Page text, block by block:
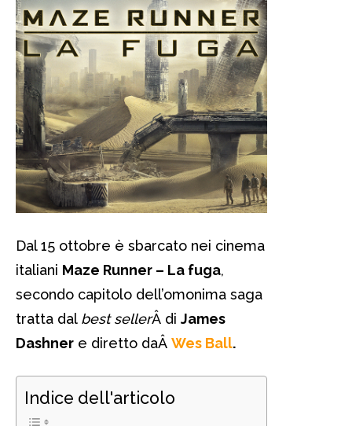
Dal 15 ottobre è sbarcato nei cinema
italiani Maze Runner – La fuga,
secondo capitolo dell’omonima saga
tratta dal best sellerÂ di James
Dashner e diretto daÂ Wes Ball.
Indice dell'articolo